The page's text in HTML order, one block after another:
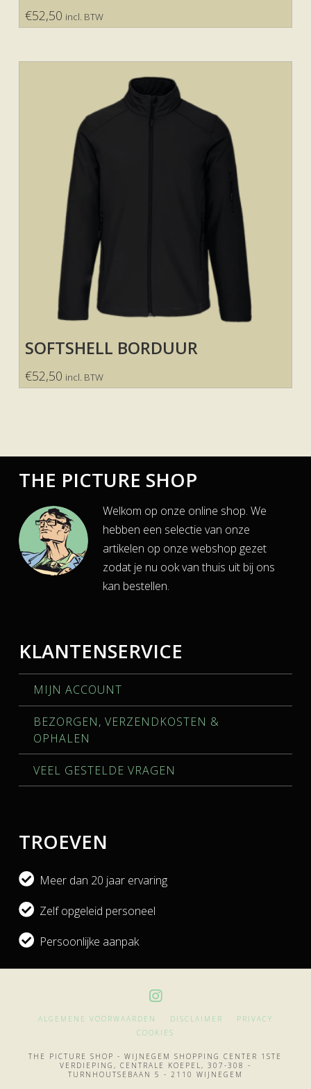
€52,50 incl. BTW
SOFTSHELL BORDUUR
€52,50 incl. BTW
THE PICTURE SHOP
Welkom op onze online shop. We
hebben een selectie van onze
artikelen op onze webshop gezet
zodat je nu ook van thuis uit bij ons
kan bestellen.
KLANTENSERVICE
MIJN ACCOUNT
BEZORGEN, VERZENDKOSTEN &
OPHALEN
VEEL GESTELDE VRAGEN
TROEVEN
Meer dan 20 jaar ervaring
Zelf opgeleid personeel
Persoonlijke aanpak
ALGEMENE VOORWAARDEN DISCLAIMER
PRIVACY
COOKIES
THE PICTURE SHOP - WIJNEGEM SHOPPING CENTER 1STE
VERDIEPING, CENTRALE KOEPEL, 307-308 -
TURNHOUTSEBAAN 5 - 2110 WIJNEGEM